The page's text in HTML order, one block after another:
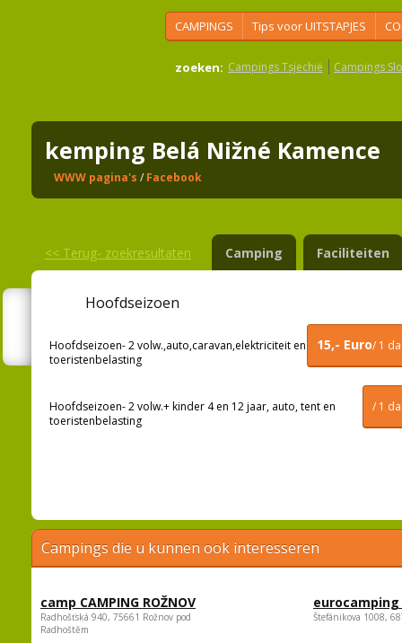
CAMPINGS Tips voor UITSTAPJES
zoeken: Campings Tsjechië Campings
kemping Belá Nižné Kamence
WWW pagina's /Facebook
<< Terug- zoekresultaten Camping Faciliteiten
Hoofdseizoen
15,- Euro/ 1
Hoofdseizoen- 2 volw.,auto,caravan,elektriciteit en
toeristenbelasting
/ 1
Hoofdseizoen- 2 volw.+ kinder 4 en 12 jaar, auto, tent en
toeristenbelasting
Campings die u kunnen ook interesseren
camp CAMPING ROŽNOV
Radhošťská 940, 75661 Rožnov pod
Radhoštěm
Štefánikova 1008,